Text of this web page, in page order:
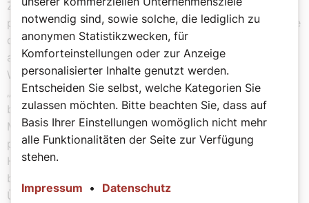
Zurück zur Nationalfrage. Da könnte ich mir eine
parlamentarische Debatte nur zu gut vorstellen. Es wäre
quasi ur-österreichisch: Draußen geht die Welt unter,
aber im Parlament wird – nach einem Prélude von
Wolfgang Sobotka am goldenen Flügel – die Enquete
„Österreich – betörend anders“ eröffnet. Über Wochen
bezaubert und bewegt dies die hiesige
Medienlandschaft. Am Ende würde dann ein Duft
präsentiert, in dem wirklich alles zusammenfließt, von
Hundstrümmerln bis Schweinsbraten, von Sachertorte
bis Fiakergulasch, von Grünem Veltliner bis Alter Knabe.
Überzogen in österreichischer Panier, Pardon, Manier
notwendig sind, sowie solche, die lediglich zu
anonymen Statistikzwecken, für
Komforteinstellungen oder zur Anzeige
personalisierter Inhalte genutzt werden.
Entscheiden Sie selbst, welche Kategorien Sie
zulassen möchten. Bitte beachten Sie, dass auf
Basis Ihrer Einstellungen womöglich nicht mehr
alle Funktionalitäten der Seite zur Verfügung
stehen.
Impressum • Datenschutz